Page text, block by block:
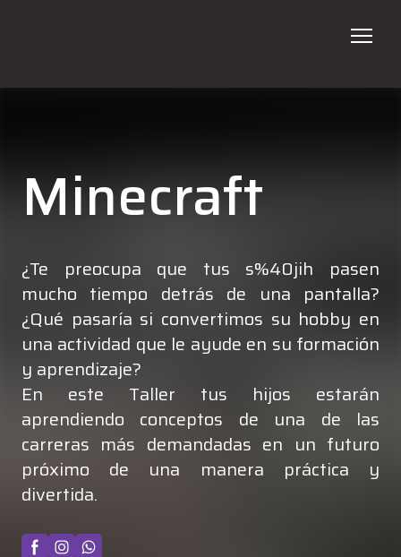
Talleres
Galería
Contacto
Verano 2026
Minecraft
¿Te preocupa que tus s%40jih pasen
mucho tiempo detrás de una pantalla?
¿Qué pasaría si convertimos su hobby en
una actividad que le ayude en su formación
y aprendizaje?
En este Taller tus hijos estarán
aprendiendo conceptos de una de las
carreras más demandadas en un futuro
próximo de una manera práctica y
divertida.